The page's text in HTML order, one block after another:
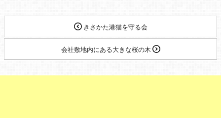
きさかた港猫を守る会
会社敷地内にある大きな桜の木